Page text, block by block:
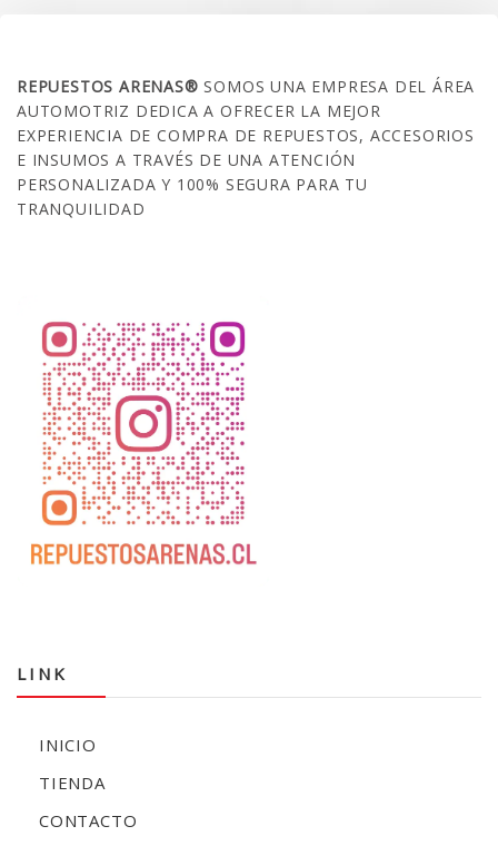
REPUESTOS ARENAS®SOMOS UNA EMPRESA DEL ÁREA
AUTOMOTRIZ DEDICA A OFRECER LA MEJOR
EXPERIENCIA DE COMPRA DE REPUESTOS, ACCESORIOS
E INSUMOS A TRAVÉS DE UNA ATENCIÓN
PERSONALIZADA Y 100% SEGURA PARA TU
TRANQUILIDAD
LINK
INICIO
TIENDA
CONTACTO